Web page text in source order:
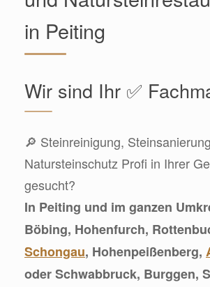
in Peiting
Wir sind Ihr ✅
🔎 Steinreinigung,
Natursteinschutz Profi in Ihrer
gesucht?
In Peiting und im ganzen
Böbing, Hohenfurch,
Schongau, Hohenpeißenberg,
oder Schwabbruck, Burggen,